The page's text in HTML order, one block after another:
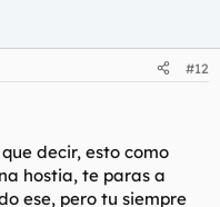
#12
decir, esto como
hostia, te paras a
ese, pero tu siempre